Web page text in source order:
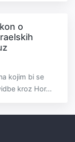
o
kojim bi se
kroz Hor...